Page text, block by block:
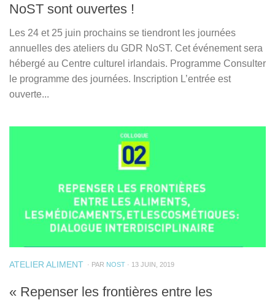
NoST sont ouvertes !
Les 24 et 25 juin prochains se tiendront les journées
annuelles des ateliers du GDR NoST. Cet événement sera
hébergé au Centre culturel irlandais. Programme Consulter
le programme des journées. Inscription L’entrée est
ouverte...
ATELIER ALIMENT · PAR NOST · 13 JUIN, 2019
« Repenser les frontières entre les